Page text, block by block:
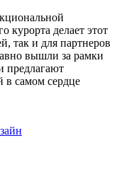
курорта делает этот
так и для партнеров
вышли за рамки
предлагают
в самом сердце